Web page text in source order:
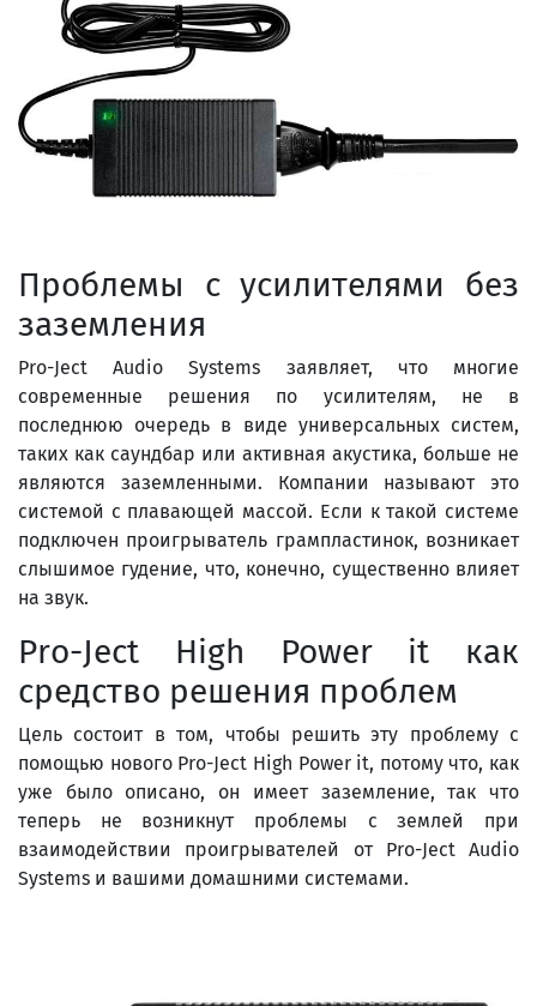
Проблемы с усилителями без
заземления
Pro-Ject Audio Systems заявляет, что многие
современные решения по усилителям, не в
последнюю очередь в виде универсальных систем,
таких как саундбар или активная акустика, больше не
являются заземленными. Компании называют это
системой с плавающей массой. Если к такой системе
подключен проигрыватель грампластинок, возникает
слышимое гудение, что, конечно, существенно влияет
на звук.
Pro-Ject High Power it как
средство решения проблем
Цель состоит в том, чтобы решить эту проблему с
помощью нового Pro-Ject High Power it, потому что, как
уже было описано, он имеет заземление, так что
теперь не возникнут проблемы с землей при
взаимодействии проигрывателей от Pro-Ject Audio
Systems и вашими домашними системами.